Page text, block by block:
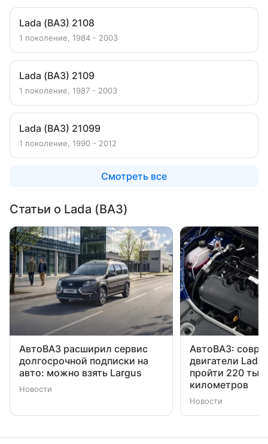
Lada (ВАЗ) 2108
1 поколение, 1984 - 2003
Lada (ВАЗ) 2109
1 поколение, 1987 - 2003
Lada (ВАЗ) 21099
1 поколение, 1990 - 2012
Смотреть все
Статьи о Lada (ВАЗ)
АвтоВАЗ расширил сервис
долгосрочной подписки на
авто: можно взять Largus
Новости
АвтоВАЗ:
двигатели Lada
пройти 220
километров
Новости